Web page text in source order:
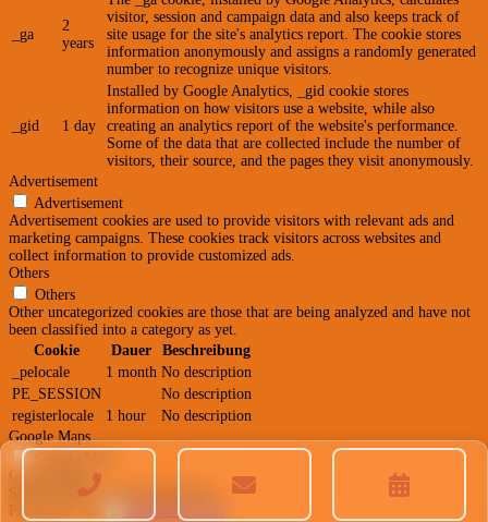
_ga
2
years
visitor, session and campaign data and also keeps track of
site usage for the site's analytics report. The cookie stores
information anonymously and assigns a randomly generated
number to recognize unique visitors.
_gid 1 day
Installed by Google Analytics, _gid cookie stores
information on how visitors use a website, while also
creating an analytics report of the website's performance.
Some of the data that are collected include the number of
visitors, their source, and the pages they visit anonymously.
Advertisement
Advertisement
Advertisement cookies are used to provide visitors with relevant ads and
marketing campaigns. These cookies track visitors across websites and
collect information to provide customized ads.
Others
Others
Other uncategorized cookies are those that are being analyzed and have not
been classified into a category as yet.
Cookie
Dauer
Beschreibung
_pelocale
1 month No description
PE_SESSION
No description
registerlocale
1 hour
No description
Google Maps
Google Maps
SPEICHERN & AKZEPTIEREN
Präsentiert von